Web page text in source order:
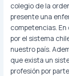
colegio de la
presente una
competencias.
por el sistema
nuestro país.
que exista un
profesión por